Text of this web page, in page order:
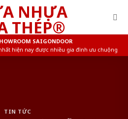
SAIGONDOOR
hiện nay được nhiều gia đình ưu chuộng
TIN TỨC